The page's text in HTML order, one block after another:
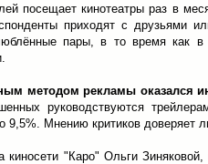
посещает кинотеатры раз в
приходят с друзьями
пары, в то время как в
методом рекламы оказался
руководствуются
9,5%. Мнению критиков доверяет
киносети "Каро" Ольги